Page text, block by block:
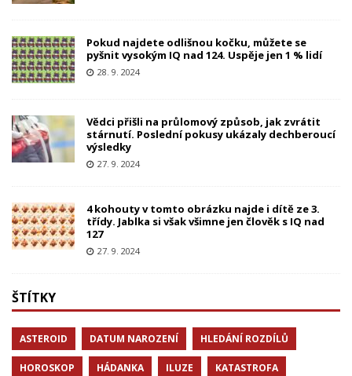
Pokud najdete odlišnou kočku, můžete se
pyšnit vysokým IQ nad 124. Uspěje jen 1 % lidí
28. 9. 2024
Vědci přišli na průlomový způsob, jak zvrátit
stárnutí. Poslední pokusy ukázaly dechberoucí
výsledky
27. 9. 2024
4 kohouty v tomto obrázku najde i dítě ze 3.
třídy. Jablka si však všimne jen člověk s IQ nad
127
27. 9. 2024
ŠTÍTKY
ASTEROID DATUM NAROZENÍ HLEDÁNÍ ROZDÍLŮ
HOROSKOP HÁDANKA ILUZE KATASTROFA